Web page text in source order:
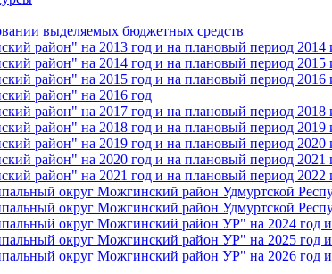
выделяемых бюджетных средств
район" на 2013 год и на плановый период 2014
район" на 2014 год и на плановый период 2015
район" на 2015 год и на плановый период 2016
район" на 2016 год
район" на 2017 год и на плановый период 2018
район" на 2018 год и на плановый период 2019
район" на 2019 год и на плановый период 2020
район" на 2020 год и на плановый период 2021
район" на 2021 год и на плановый период 2022
округ Можгинский район Удмуртской
округ Можгинский район Удмуртской
округ Можгинский район УР" на 2024 год и
округ Можгинский район УР" на 2025 год и
округ Можгинский район УР" на 2026 год и